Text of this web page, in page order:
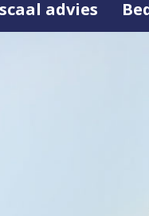
advies